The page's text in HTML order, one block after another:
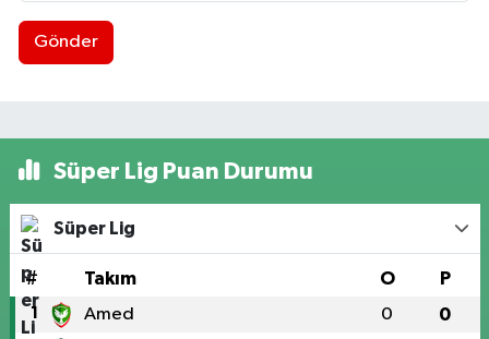
Gönder
Süper Lig Puan Durumu
Süper Lig
# Takım O P
1 Amed 0 0